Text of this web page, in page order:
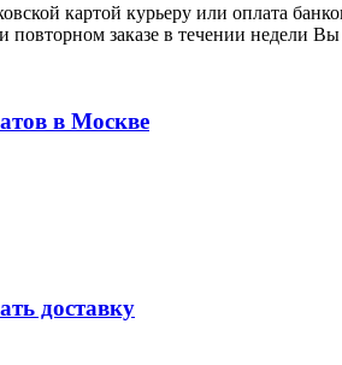
картой курьеру или оплата
заказе в течении недели
в Москве
доставку